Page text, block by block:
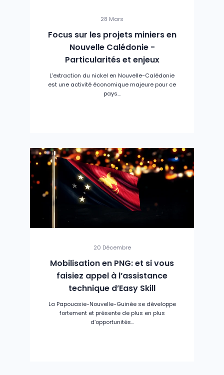
28 Mars
Focus sur les projets miniers en
Nouvelle Calédonie -
Particularités et enjeux
L'extraction du nickel en Nouvelle-Calédonie
est une activité économique majeure pour ce
pays...
20 Décembre
Mobilisation en PNG: et si vous
faisiez appel à l’assistance
technique d’Easy Skill
La Papouasie-Nouvelle-Guinée se développe
fortement et présente de plus en plus
d’opportunités...